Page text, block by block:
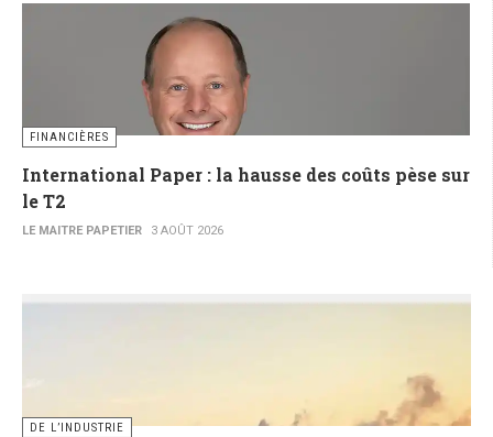
FINANCIÈRES
International Paper : la hausse des coûts pèse sur
le T2
LE MAITRE PAPETIER 3 AOÛT 2026
DE L’INDUSTRIE